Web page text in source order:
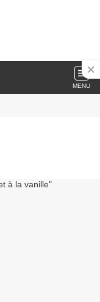
MENU